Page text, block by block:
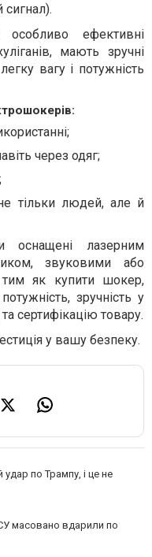
сигнал).
особливо ефективні
мають зручні
вагу і потужність
через одяг;
тільки людей, але й
оснащені лазерним
звуковими або
тим як купити шокер,
зручність у
сертифікацію товару.
у вашу безпеку.
по Трампу, і це не
масовано вдарили по